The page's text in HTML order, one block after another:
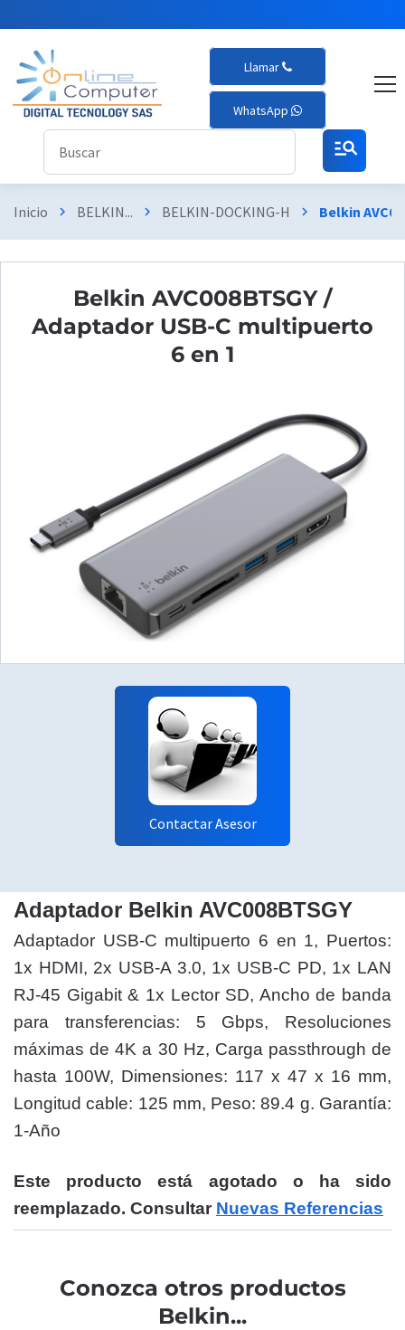
Llamar
WhatsApp
manage_search
Inicio chevron_right BELKIN... chevron_right BELKIN-DOCKING-H chevron_right Belkin
Belkin AVC008BTSGY /
Adaptador USB-C multipuerto
6 en 1
Contactar Asesor
Adaptador Belkin AVC008BTSGY
Adaptador USB-C multipuerto 6 en 1, Puertos:
1x HDMI, 2x USB-A 3.0, 1x USB-C PD, 1x LAN
RJ-45 Gigabit & 1x Lector SD, Ancho de banda
para transferencias: 5 Gbps, Resoluciones
máximas de 4K a 30 Hz, Carga passthrough de
hasta 100W, Dimensiones: 117 x 47 x 16 mm,
Longitud cable: 125 mm, Peso: 89.4 g. Garantía:
1-Año
Este producto está agotado o ha sido
reemplazado. Consultar Nuevas Referencias
Conozca otros productos
Belkin...